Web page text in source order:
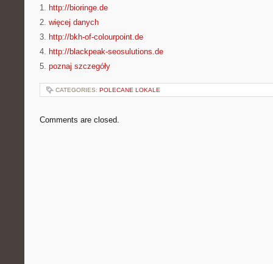
1. http://bioringe.de
2. więcej danych
3. http://bkh-of-colourpoint.de
4. http://blackpeak-seosulutions.de
5. poznaj szczegóły
CATEGORIES: POLECANE LOKALE
Comments are closed.